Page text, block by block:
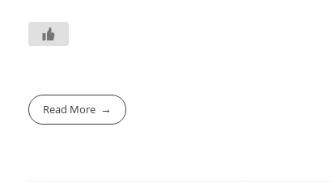
Read More